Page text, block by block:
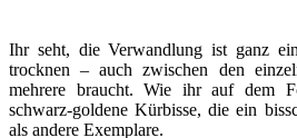
Ihr seht, die Verwandlung ist ganz
trocknen – auch zwischen den
mehrere braucht. Wie ihr auf dem
schwarz-goldene Kürbisse, die ein
als andere Exemplare.